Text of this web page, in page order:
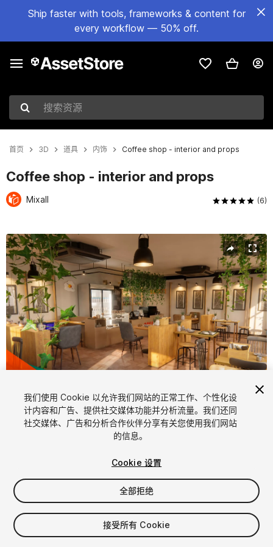
Ship faster with tools, frameworks & content for
every workflow — 50% off.
搜索资源
首页 3D 道具 内饰 Coffee shop - interior and props
Coffee shop - interior and props
Mixall (6)
当前幻灯片：1 / 19
1/19
$29.99
增值税将在结算时计算
我们使用 Cookie 以允许我们网站的正常工作、个性化设
计内容和广告、提供社交媒体功能并分析流量。我们还同
社交媒体、广告和分析合作伙伴分享有关您使用我们网站
的信息。
Cookie 设置
全部拒绝
接受所有 Cookie